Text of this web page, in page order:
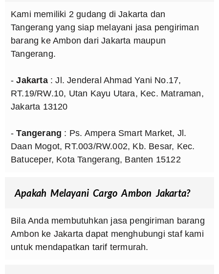
Kami memiliki 2 gudang di Jakarta dan
Tangerang yang siap melayani jasa pengiriman
barang ke Ambon dari Jakarta maupun
Tangerang.
-Jakarta: Jl. Jenderal Ahmad Yani No.17,
RT.19/RW.10, Utan Kayu Utara, Kec. Matraman,
Jakarta 13120
-Tangerang : Ps. Ampera Smart Market, Jl.
Daan Mogot, RT.003/RW.002, Kb. Besar, Kec.
Batuceper, Kota Tangerang, Banten 15122
Apakah Melayani Cargo Ambon Jakarta?
Bila Anda membutuhkan jasa pengiriman barang
Ambon ke Jakarta dapat menghubungi staf kami
untuk mendapatkan tarif termurah.